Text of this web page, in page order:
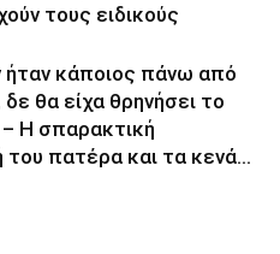
τους ειδικούς
ήταν κάποιος πάνω από
δε θα είχα θρηνήσει το
– Η σπαρακτική
του πατέρα και τα κενά...